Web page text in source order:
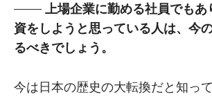
上場企業に勤める社員でも
資をしようと思っている人は、今
るべきでしょう。
今は日本の歴史の大転換だと知っ